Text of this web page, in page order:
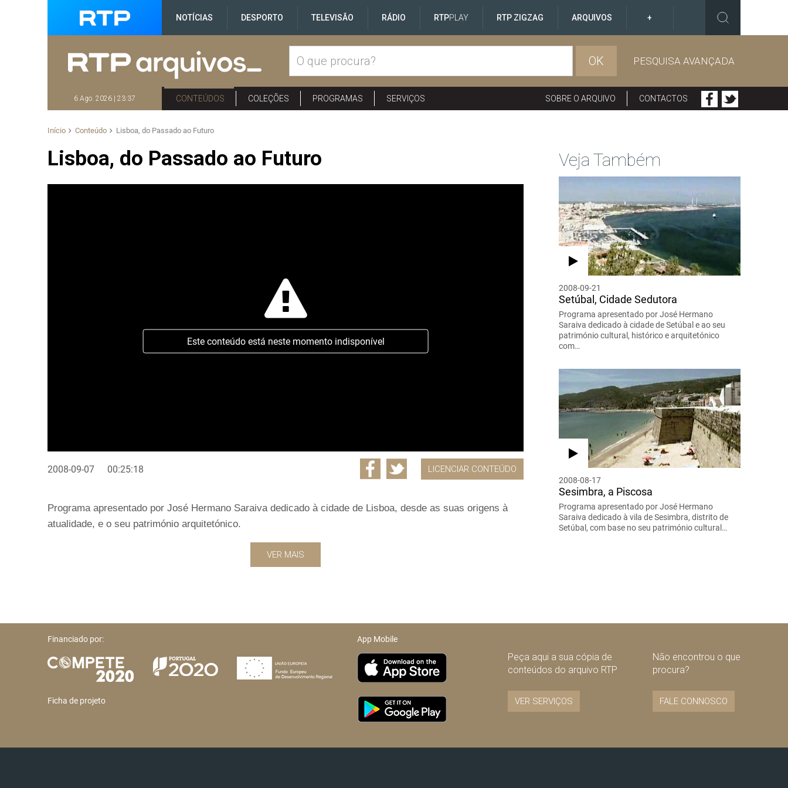
NOTÍCIAS DESPORTO TELEVISÃO RÁDIO RTPPLAY RTP ZIGZAG ARQUIVOS +
OK PESQUISA AVANÇADA
6 Ago. 2026 | 23:37 CONTEÚDOS COLEÇÕES PROGRAMAS SERVIÇOS SOBRE O ARQUIVO CONTACTOS
Início Conteúdo Lisboa, do Passado ao Futuro
Lisboa, do Passado ao Futuro
Este conteúdo está neste momento indisponível
2008-09-07 00:25:18 LICENCIAR CONTEÚDO
Programa apresentado por José Hermano Saraiva dedicado à cidade de Lisboa, desde as suas origens à
atualidade, e o seu património arquitetónico.
VER MAIS
Veja Também
2008-09-21
Setúbal, Cidade Sedutora
Programa apresentado por José Hermano
Saraiva dedicado à cidade de Setúbal e ao seu
património cultural, histórico e arquitetónico
com…
2008-08-17
Sesimbra, a Piscosa
Programa apresentado por José Hermano
Saraiva dedicado à vila de Sesimbra, distrito de
Setúbal, com base no seu património cultural…
Financiado por:
Ficha de projeto
App Mobile
Peça aqui a sua cópia de
conteúdos do arquivo RTP
VER SERVIÇOS
Não encontrou o que
procura?
FALE CONNOSCO